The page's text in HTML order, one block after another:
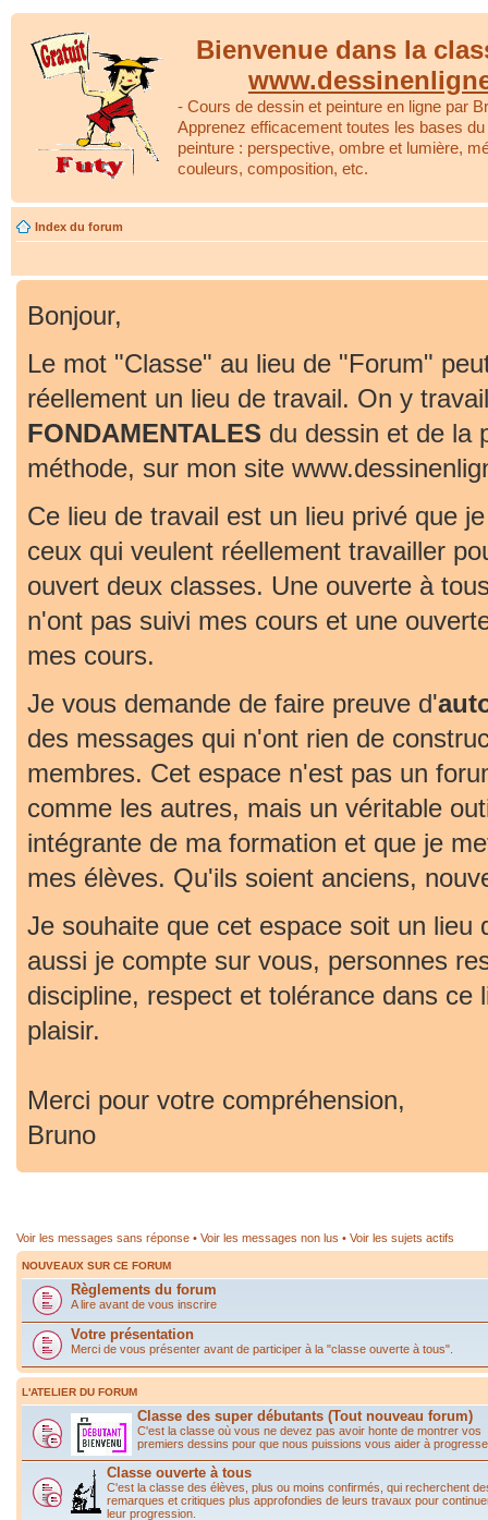
Bienvenue dans la
- Cours de dessin et peinture en ligne par
Apprenez efficacement toutes les bases
peinture : perspective, ombre et lumière,
couleurs, composition, etc.
Index du forum
Bonjour,
Le mot "Classe" au lieu de "Forum"
réellement un lieu de travail. On y
FONDAMENTALES du dessin et de la
méthode, sur mon site
Ce lieu de travail est un lieu privé que
ceux qui veulent réellement travailler
ouvert deux classes. Une ouverte à
n'ont pas suivi mes cours et une
mes cours.
Je vous demande de faire preuve d'
des messages qui n'ont rien de
membres. Cet espace n'est pas un
comme les autres, mais un véritable
intégrante de ma formation et que je
mes élèves. Qu'ils soient anciens,
Je souhaite que cet espace soit un lieu
aussi je compte sur vous, personnes
discipline, respect et tolérance dans ce
plaisir.
Merci pour votre compréhension,
Bruno
Voir les messages sans réponse • Voir les messages non lus • Voir les sujets actifs
NOUVEAUX SUR CE FORUM
Règlements du forum
A lire avant de vous inscrire
Votre présentation
Merci de vous présenter avant de participer à la "classe ouverte à tous".
L'ATELIER DU FORUM
Classe des super débutants (Tout nouveau forum)
C'est la classe où vous ne devez pas avoir honte de montrer vos
premiers dessins pour que nous puissions vous aider à
Classe ouverte à tous
C'est la classe des élèves, plus ou moins confirmés, qui recherchent
remarques et critiques plus approfondies de leurs travaux pour
leur progression.